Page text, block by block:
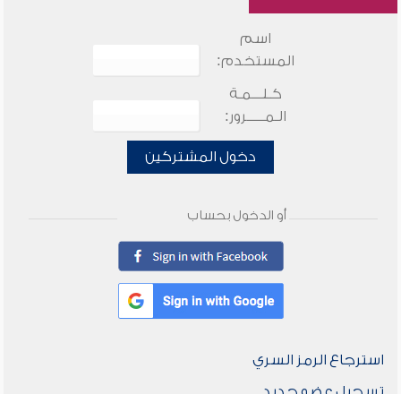
اسم
المستخدم:
كـلـــمـة
الـمـــــرور:
دخول المشتركين
أو الدخول بحساب
استرجاع الرمز السري